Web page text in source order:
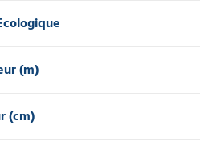
(m)
(cm)